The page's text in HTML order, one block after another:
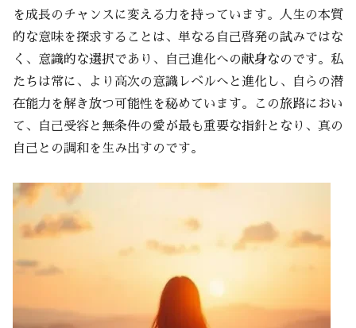
を成長のチャンスに変える力を持っています。人生の本質
的な意味を探求することは、単なる自己啓発の試みではな
く、意識的な選択であり、自己進化への献身なのです。私
たちは常に、より高次の意識レベルへと進化し、自らの潜
在能力を解き放つ可能性を秘めています。この旅路におい
て、自己受容と無条件の愛が最も重要な指針となり、真の
自己との調和を生み出すのです。